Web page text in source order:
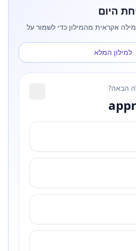
היום
אקראית מהמילון כדי לשמור על
למילון המלא
הבאה?